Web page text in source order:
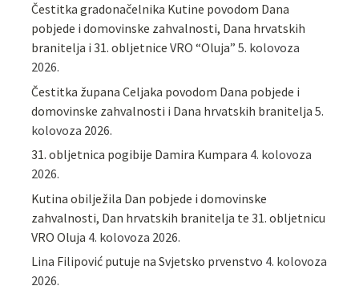
Čestitka gradonačelnika Kutine povodom Dana
pobjede i domovinske zahvalnosti, Dana hrvatskih
branitelja i 31. obljetnice VRO “Oluja” 5. kolovoza
2026.
Čestitka župana Celjaka povodom Dana pobjede i
domovinske zahvalnosti i Dana hrvatskih branitelja 5.
kolovoza 2026.
31. obljetnica pogibije Damira Kumpara 4. kolovoza
2026.
Kutina obilježila Dan pobjede i domovinske
zahvalnosti, Dan hrvatskih branitelja te 31. obljetnicu
VRO Oluja 4. kolovoza 2026.
Lina Filipović putuje na Svjetsko prvenstvo 4. kolovoza
2026.